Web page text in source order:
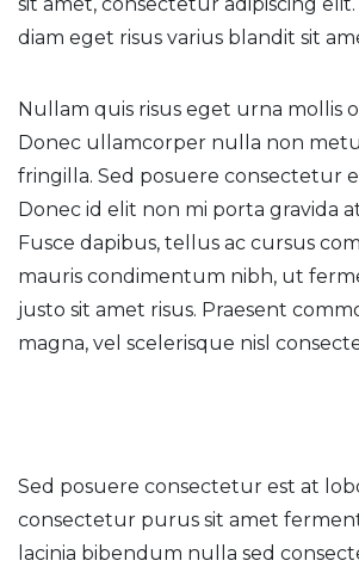
diam eget risus varius blandit sit
Nullam quis risus eget urna mollis
Donec ullamcorper nulla non
fringilla. Sed posuere consectetur
Donec id elit non mi porta gravida
Fusce dapibus, tellus ac cursus
mauris condimentum nibh, ut
justo sit amet risus. Praesent
magna, vel scelerisque nisl
Sed posuere consectetur est at
consectetur purus sit amet
lacinia bibendum nulla sed